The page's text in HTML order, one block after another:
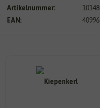
Artikelnummer:
EAN: